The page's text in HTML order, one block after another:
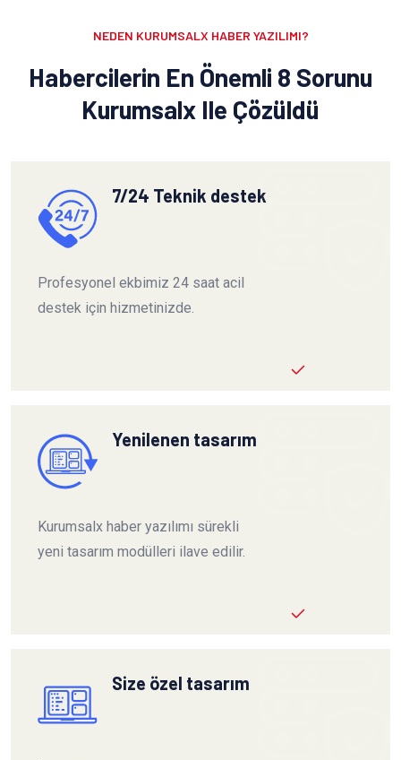
NEDEN KURUMSALX HABER YAZILIMI?
Habercilerin En Önemli 8 Sorunu
Kurumsalx Ile Çözüldü
7/24 Teknik destek
Profesyonel ekbimiz 24 saat acil
destek için hizmetinizde.
Yenilenen tasarım
Kurumsalx haber yazılımı sürekli
yeni tasarım modülleri ilave edilir.
Size özel tasarım